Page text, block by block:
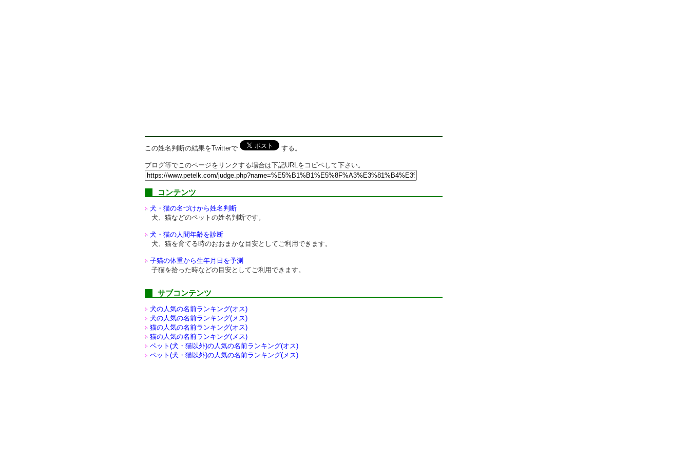
この姓名判断の結果をTwitterで する。
ブログ等でこのページをリンクする場合は下記URLをコピペして下さい。
コンテンツ
犬・猫の名づけから姓名判断
犬、猫などのペットの姓名判断です。
犬・猫の人間年齢を診断
犬、猫を育てる時のおおまかな目安としてご利用できます。
子猫の体重から生年月日を予測
子猫を拾った時などの目安としてご利用できます。
サブコンテンツ
犬の人気の名前ランキング(オス)
犬の人気の名前ランキング(メス)
猫の人気の名前ランキング(オス)
猫の人気の名前ランキング(メス)
ペット(犬・猫以外)の人気の名前ランキング(オス)
ペット(犬・猫以外)の人気の名前ランキング(メス)